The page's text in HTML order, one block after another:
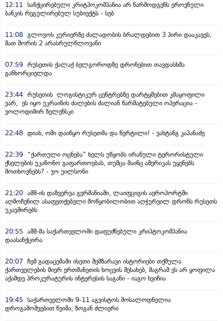
12:11
სანქცირებული კრიტპოკომპანია არ წარმოდგენს ეროვნული
ბანკის რეგულირებულ სუბიექტს - სებ
11:08 გლოვოს კურიერზე ძალადობის ბრალდებით 3 პირი დააკავეს,
მათ შორის 2 არასრულწლოვანი
07:59 რუსეთის ქალაქ ბელგოროდზე დრონებით თავდასხმა
განხორციელდა
23:44 რუსეთის ლოგისტიკურ ცენტრებზე დარტყმებით კმაყოფილი
ვარ, ეს იყო უკრაინის ძალების ძალიან წარმატებული ოპერაცია -
ვოლოდიმირ ზელენსკი
22:48 დიახ, ომი დაიწყო რუსეთმა და წერტილი! - ვახტანგ კაპანაძე
22:39
“ქართული ოცნება” ხელს უწყობს ირანული ტერორისტული
ქსელების უკანონო გაფართოებას, თუმცა მაინც ამერიკას უყენებს
მოთხოვნებს? - ჯო უილსონი
21:20 აშშ-ის დაზვერვა გერმანიაში, ლაიფციგის აეროპორტში
აღმოჩენილ ასაფეთქებელი მოწყობილობით აღჭურვილ დრონს რუსეთს
უკავშირებს
20:55 აშშ-მა საქართველოში დაფუძნებული კრიპტოკომპანია
დაასანქცირა
20:07 ჩემ გადაცემაში ისეთი შემზარავი ისტორიები თქმულა
ქართველების მიერ ერთმანეთის ხოცვის შესახებ, მაგრამ ეს არ ყოფილა
აქამდე პროკურატურის ინტერესის საგანი - იაგო ხვიჩია
19:45 საქართველოში 9-11 აგვისტოს მოსალოდნელია
დროგამოშვებით წვიმა, ზოგან ძლიერი